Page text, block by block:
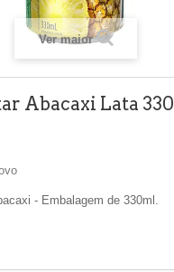
Ver maior
Abacaxi Lata
- Embalagem de 330ml.